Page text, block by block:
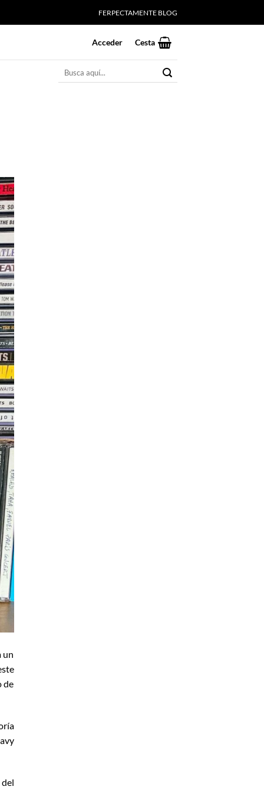
FERPECTAMENTE BLOG
Acceder Cesta
Buscar
un
de